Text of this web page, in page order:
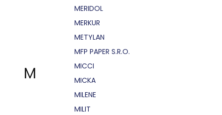
M
MERIDOL
MERKUR
METYLAN
MFP PAPER S.R.O.
MICCI
MICKA
MILENE
MILIT